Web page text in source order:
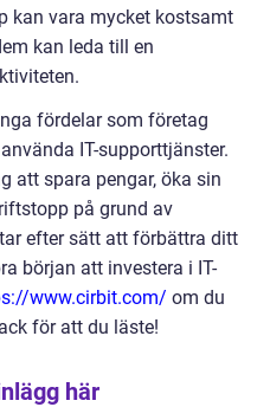
kan vara mycket kostsamt
kan leda till en
fördelar som företag
IT-supporttjänster.
att spara pengar, öka sin
på grund av
efter sätt att förbättra ditt
början att investera i IT-
www.cirbit.com/ om du
för att du läste!
här